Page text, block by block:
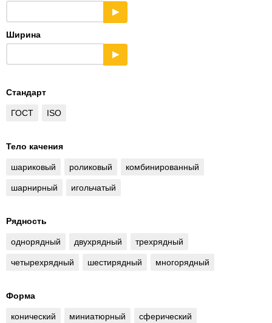
▶
Ширина
▶
Стандарт
ГОСТ ISO
Тело качения
шариковый роликовый комбинированный
шарнирный игольчатый
Рядность
однорядный двухрядный трехрядный
четырехрядный шестирядный многорядный
Форма
конический миниатюрный сферический